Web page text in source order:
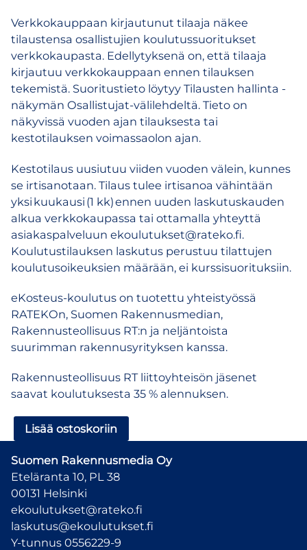
Verkkokauppaan kirjautunut tilaaja näkee
tilaustensa osallistujien koulutussuoritukset
verkkokaupasta. Edellytyksenä on, että tilaaja
kirjautuu verkkokauppaan ennen tilauksen
tekemistä. Suoritustieto löytyy Tilausten hallinta -
näkymän Osallistujat-välilehdeltä. Tieto on
näkyvissä vuoden ajan tilauksesta tai
kestotilauksen voimassaolon ajan.
Kestotilaus uusiutuu viiden vuoden välein, kunnes
se irtisanotaan. Tilaus tulee irtisanoa vähintään
yksi kuukausi (1 kk) ennen uuden laskutuskauden
alkua verkkokaupassa tai ottamalla yhteyttä
asiakaspalveluun ekoulutukset@rateko.fi.
Koulutustilauksen laskutus perustuu tilattujen
koulutusoikeuksien määrään, ei kurssisuorituksiin.
eKosteus-koulutus on tuotettu yhteistyössä
RATEKOn, Suomen Rakennusmedian,
Rakennusteollisuus RT:n ja neljäntoista
suurimman rakennusyrityksen kanssa.
Rakennusteollisuus RT liittoyhteisön jäsenet
saavat koulutuksesta 35 % alennuksen.
eKosteus
ja
eKosteusPlus
–
verkkokoulutus
kosteudenhallinnasta
rakennustyömaalla
–
Lisää ostoskoriin
Suomen Rakennusmedia Oy
Eteläranta 10, PL 38
00131 Helsinki
ekoulutukset@rateko.fi
laskutus@ekoulutukset.fi
Y-tunnus 0556229-9